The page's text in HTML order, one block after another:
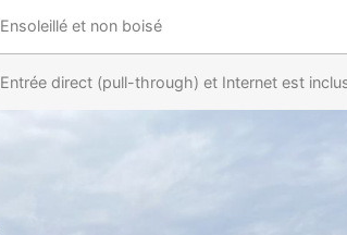
Ensoleillé et non boisé
Entrée direct (pull-through) et Internet est